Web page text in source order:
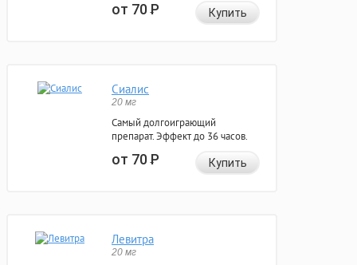
от 70Р Купить
Сиалис
20 мг
Самый долгоиграющий
препарат. Эффект до 36 часов.
от 70Р Купить
Левитра
20 мг